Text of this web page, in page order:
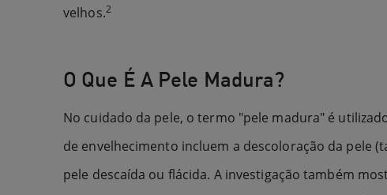
velhos.2
O Que É A Pele Madura?
No cuidado da pele, o termo "pele madura" é
de envelhecimento incluem a descoloração da pele
pele descaída ou flácida. A investigação também